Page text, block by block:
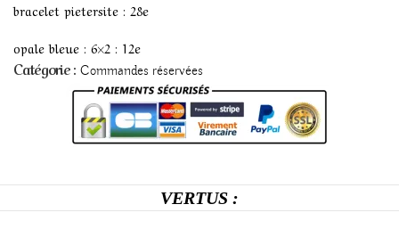
bracelet pietersite : 28e
opale bleue : 6×2 : 12e
Catégorie : Commandes réservées
VERTUS :